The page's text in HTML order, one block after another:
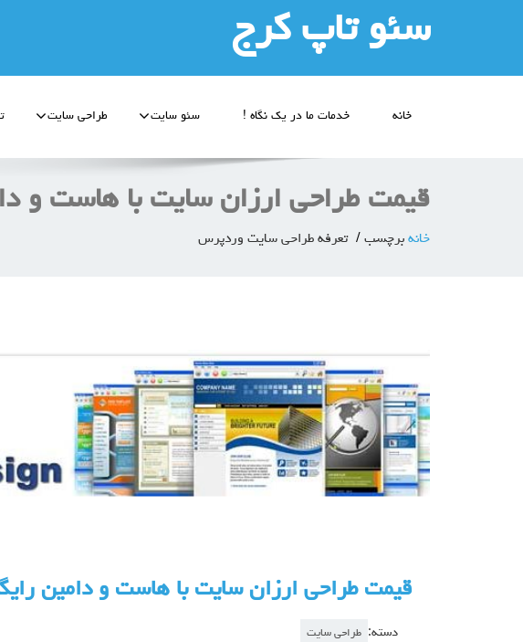
سئو تاپ کرج
خانه خدمات ما در یک نگاه ! سئو سایت طراحی سایت
قیمت طراحی ارزان سایت با هاست و
خانه برچسب تعرفه طراحی سایت وردپرس
قیمت طراحی ارزان سایت با هاست و دامین
دسته: طراحی سایت